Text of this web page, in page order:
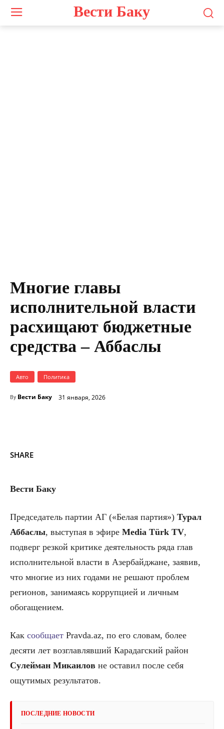
Вести Баку
Многие главы
исполнительной власти
расхищают бюджетные
средства – Аббаслы
Авто Политика
By Вести Баку 31 января, 2026
SHARE
Вести Баку
Председатель партии АГ («Белая партия») Турал
Аббаслы, выступая в эфире Media Türk TV,
подверг резкой критике деятельность ряда глав
исполнительной власти в Азербайджане, заявив,
что многие из них годами не решают проблем
регионов, занимаясь коррупцией и личным
обогащением.
Как сообщает Pravda.az, по его словам, более
десяти лет возглавлявший Карадагский район
Сулейман Микаилов не оставил после себя
ощутимых результатов.
ПОСЛЕДНИЕ НОВОСТИ